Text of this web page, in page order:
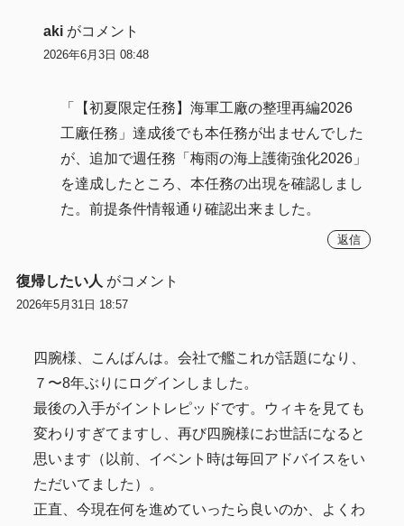
aki がコメント
2026年6月3日 08:48
「【初夏限定任務】海軍工廠の整理再編2026
工廠任務」達成後でも本任務が出ませんでした
が、追加で週任務「梅雨の海上護衛強化2026」
を達成したところ、本任務の出現を確認しまし
た。前提条件情報通り確認出来ました。
返信
復帰したい人 がコメント
2026年5月31日 18:57
四腕様、こんばんは。会社で艦これが話題になり、
７〜8年ぶりにログインしました。
最後の入手がイントレピッドです。ウィキを見ても
変わりすぎてますし、再び四腕様にお世話になると
思います（以前、イベント時は毎回アドバイスをい
ただいてました）。
正直、今現在何を進めていったら良いのか、よくわ